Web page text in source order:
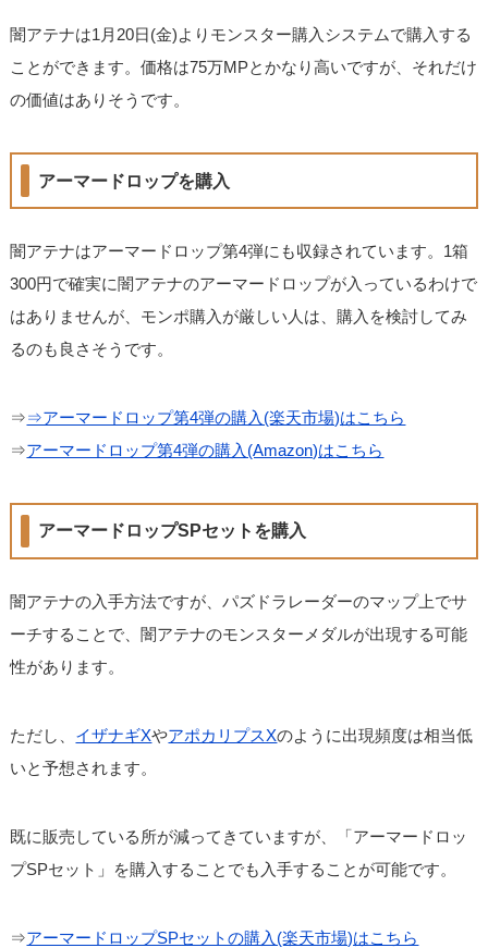
闇アテナは1月20日(金)よりモンスター購入システムで購入する
ことができます。価格は75万MPとかなり高いですが、それだけ
の価値はありそうです。
アーマードロップを購入
闇アテナはアーマードロップ第4弾にも収録されています。1箱
300円で確実に闇アテナのアーマードロップが入っているわけで
はありませんが、モンポ購入が厳しい人は、購入を検討してみ
るのも良さそうです。
⇒⇒アーマードロップ第4弾の購入(楽天市場)はこちら
⇒アーマードロップ第4弾の購入(Amazon)はこちら
アーマードロップSPセットを購入
闇アテナの入手方法ですが、パズドラレーダーのマップ上でサ
ーチすることで、闇アテナのモンスターメダルが出現する可能
性があります。
ただし、 イザナギXやアポカリプスXのように出現頻度は相当低
いと予想されます。
既に販売している所が減ってきていますが、「アーマードロッ
プSPセット」を購入することでも入手することが可能です。
⇒アーマードロップSPセットの購入(楽天市場)はこちら